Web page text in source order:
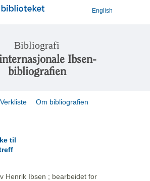
English
Bibliografi
Ibsen-
bibliografien
Verkliste Om bibliografien
til
Henrik Ibsen ; bearbeidet for